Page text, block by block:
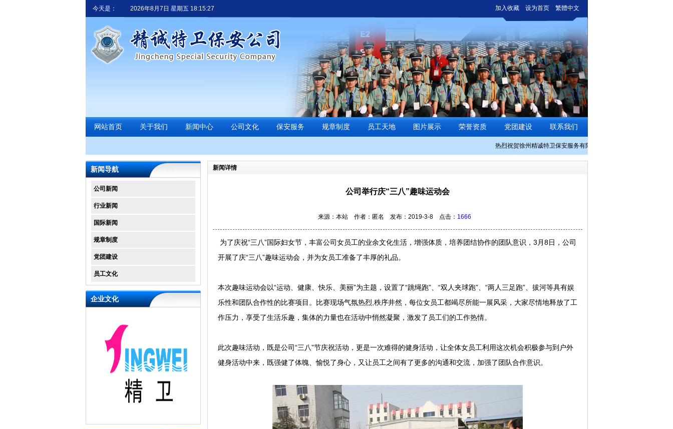
今天是： 2026年8月7日 星期五 18:15:27 加入收藏 设为首页 繁體中文
网站首页 关于我们 新闻中心 公司文化 保安服务 规章制度 员工天地 图片展示 荣誉资质 党团建设 联系我们
热烈祝贺徐州精诚特卫保安服务有限公司日照分公司网站上线！欢
新闻导航
公司新闻
行业新闻
国际新闻
规章制度
党团建设
员工文化
企业文化
新闻详情
公司举行庆“三八”趣味运动会
来源：本站 作者：匿名 发布：2019-3-8 点击： 1666
为了庆祝“三八”国际妇女节，丰富公司女员工的业余文化生活，增强体质，培养团结协作的团队意识，3月8日，公司
开展了庆“三八”趣味运动会，并为女员工准备了丰厚的礼品。
本次趣味运动会以“运动、健康、快乐、美丽”为主题，设置了“跳绳跑”、“双人夹球跑”、“两人三足跑”、拔河等具有娱
乐性和团队合作性的比赛项目。比赛现场气氛热烈,秩序井然，每位女员工都竭尽所能一展风采，大家尽情地释放了工
作压力，享受了生活乐趣，集体的力量也在活动中悄然凝聚，激发了员工们的工作热情。
此次趣味活动，既是公司“三八”节庆祝活动，更是一次难得的健身活动，让全体女员工利用这次机会积极参与到户外
健身活动中来，既强健了体魄、愉悦了身心，又让员工之间有了更多的沟通和交流，加强了团队合作意识。